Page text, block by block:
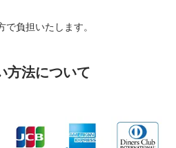
負担いたします。
方法について